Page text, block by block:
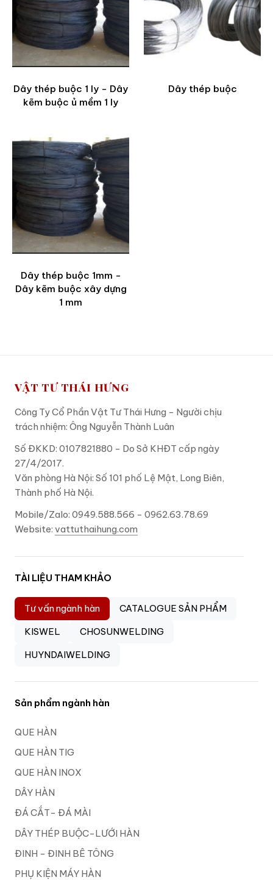
Dây thép buộc 1 ly - Dây
kẽm buộc ủ mềm 1 ly
Dây thép buộc
Dây thép buộc 1mm -
Dây kẽm buộc xây dựng
1 mm
VẬT TƯ THÁI HƯNG
Công Ty Cổ Phần Vật Tư Thái Hưng - Người chịu
trách nhiệm: Ông Nguyễn Thành Luân
Số ĐKKD: 0107821880 - Do Sở KHĐT cấp ngày
27/4/2017.
Văn phòng Hà Nội: Số 101 phố Lệ Mật, Long Biên,
Thành phố Hà Nội.
Mobile/Zalo: 0949.588.566 - 0962.63.78.69
Website: vattuthaihung.com
TÀI LIỆU THAM KHẢO
Tư vấn ngành hàn
CATALOGUE SẢN PHẨM
KISWEL
CHOSUNWELDING
HUYNDAIWELDING
Sản phẩm ngành hàn
QUE HÀN
QUE HÀN TIG
QUE HÀN INOX
DÂY HÀN
ĐÁ CẮT- ĐÁ MÀI
DÂY THÉP BUỘC-LƯỚI HÀN
ĐINH - ĐINH BÊ TÔNG
PHỤ KIỆN MÁY HÀN